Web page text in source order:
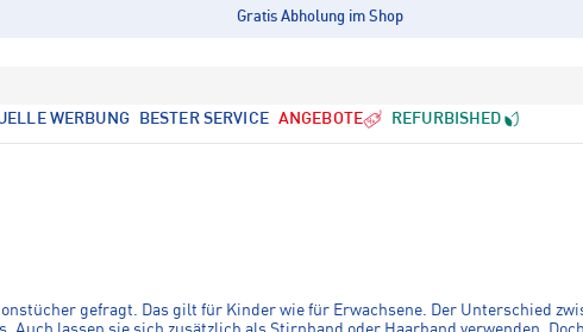
Gratis Abholung im Shop
WERBUNG BESTER SERVICE ANGEBOTE REFURBISHED
gefragt. Das gilt für Kinder wie für Erwachsene. Der Unterschied